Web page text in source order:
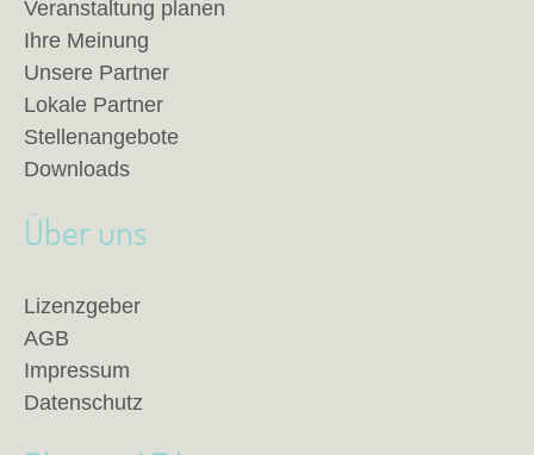
Veranstaltung planen
Ihre Meinung
Unsere Partner
Lokale Partner
Stellenangebote
Downloads
Über uns
Lizenzgeber
AGB
Impressum
Datenschutz